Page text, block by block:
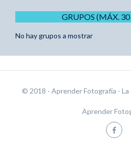
GRUPOS (MÁX. 30
No hay grupos a mostrar
© 2018 - Aprender Fotografía - La
Aprender